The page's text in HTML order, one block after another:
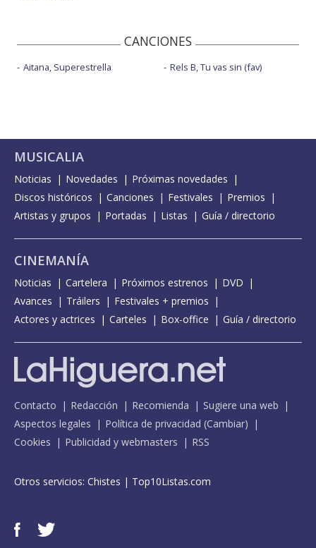
CANCIONES
Aitana, Superestrella Rels B, Tu vas sin (fav)
MUSICALIA
Noticias Novedades
Próximas novedades
Discos históricos
Canciones Festivales
Premios
Artistas y grupos
Portadas Listas Guía / directorio
CINEMANÍA
Noticias Cartelera Próximos estrenos
DVD
Avances
Tráilers
Festivales + premios
Actores y actrices
Carteles Box-office Guía / directorio
Contacto Redacción Recomienda
Sugiere una web
Aspectos legales
Política de privacidad (Cambiar)
Cookies
Publicidad y webmasters RSS
Otros servicios: Chistes | Top10Listas.com